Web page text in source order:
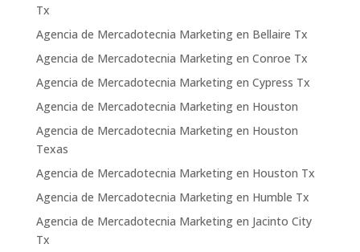
Tx
Agencia de Mercadotecnia Marketing en Bellaire Tx
Agencia de Mercadotecnia Marketing en Conroe Tx
Agencia de Mercadotecnia Marketing en Cypress Tx
Agencia de Mercadotecnia Marketing en Houston
Agencia de Mercadotecnia Marketing en Houston
Texas
Agencia de Mercadotecnia Marketing en Houston Tx
Agencia de Mercadotecnia Marketing en Humble Tx
Agencia de Mercadotecnia Marketing en Jacinto City
Tx